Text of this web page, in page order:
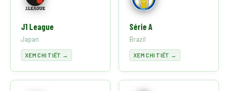
J1 League
Japan
XEM CHI TIẾT →
Série A
Brazil
XEM CHI TIẾT →